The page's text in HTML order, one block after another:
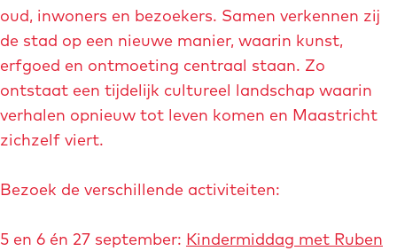
s
e
n
k
e
D
a
s
s
n
e
oud, inwoners en bezoekers. Samen verkennen zij
de stad op een nieuwe manier, waarin kunst,
erfgoed en ontmoeting centraal staan. Zo
ontstaat een tijdelijk cultureel landschap waarin
verhalen opnieuw tot leven komen en Maastricht
zichzelf viert.
Bezoek de verschillende activiteiten:
5 en 6 én 27 september: Kindermiddag met Ruben